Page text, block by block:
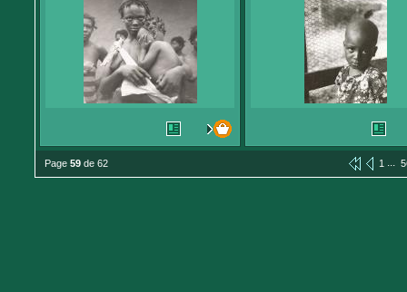
Page 59 de 62 1 ...